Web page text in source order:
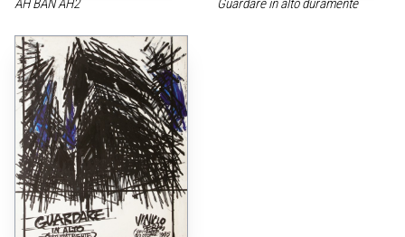
AH BAN AH2
Guardare in alto duramente